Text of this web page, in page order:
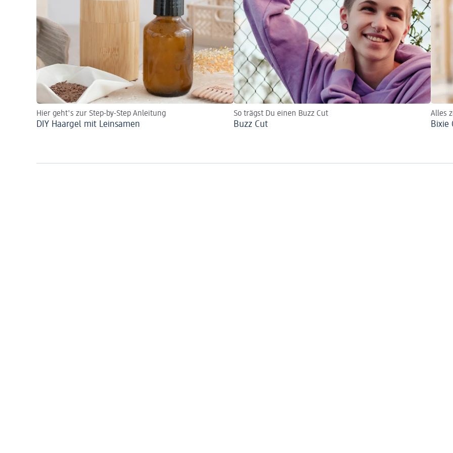
Hier geht's zur Step-by-Step Anleitung
DIY Haargel mit Leinsamen
So trägst Du einen Buzz Cut
Buzz Cut
Alles
Bixie